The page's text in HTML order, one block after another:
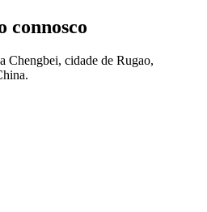
connosco
Chengbei, cidade de Rugao,